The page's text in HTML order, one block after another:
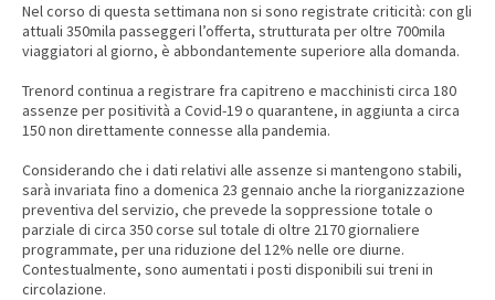
Nel corso di questa settimana non si sono registrate criticità: con gli
attuali 350mila passeggeri l’offerta, strutturata per oltre 700mila
viaggiatori al giorno, è abbondantemente superiore alla domanda.
Trenord continua a registrare fra capitreno e macchinisti circa 180
assenze per positività a Covid-19 o quarantene, in aggiunta a circa
150 non direttamente connesse alla pandemia.
Considerando che i dati relativi alle assenze si mantengono stabili,
sarà invariata fino a domenica 23 gennaio anche la riorganizzazione
preventiva del servizio, che prevede la soppressione totale o
parziale di circa 350 corse sul totale di oltre 2170 giornaliere
programmate, per una riduzione del 12% nelle ore diurne.
Contestualmente, sono aumentati i posti disponibili sui treni in
circolazione.